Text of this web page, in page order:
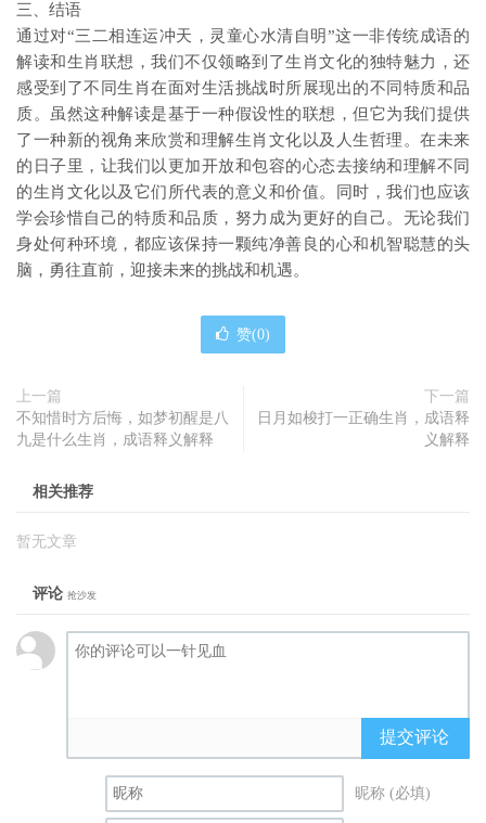
三、结语
通过对“三二相连运冲天，灵童心水清自明”这一非传统成语的
解读和生肖联想，我们不仅领略到了生肖文化的独特魅力，还
感受到了不同生肖在面对生活挑战时所展现出的不同特质和品
质。虽然这种解读是基于一种假设性的联想，但它为我们提供
了一种新的视角来欣赏和理解生肖文化以及人生哲理。在未来
的日子里，让我们以更加开放和包容的心态去接纳和理解不同
的生肖文化以及它们所代表的意义和价值。同时，我们也应该
学会珍惜自己的特质和品质，努力成为更好的自己。无论我们
身处何种环境，都应该保持一颗纯净善良的心和机智聪慧的头
脑，勇往直前，迎接未来的挑战和机遇。
赞(0)
上一篇
不知惜时方后悔，如梦初醒是八
九是什么生肖，成语释义解释
下一篇
日月如梭打一正确生肖，成语释
义解释
相关推荐
暂无文章
评论 抢沙发
提交评论
昵称 (必填)